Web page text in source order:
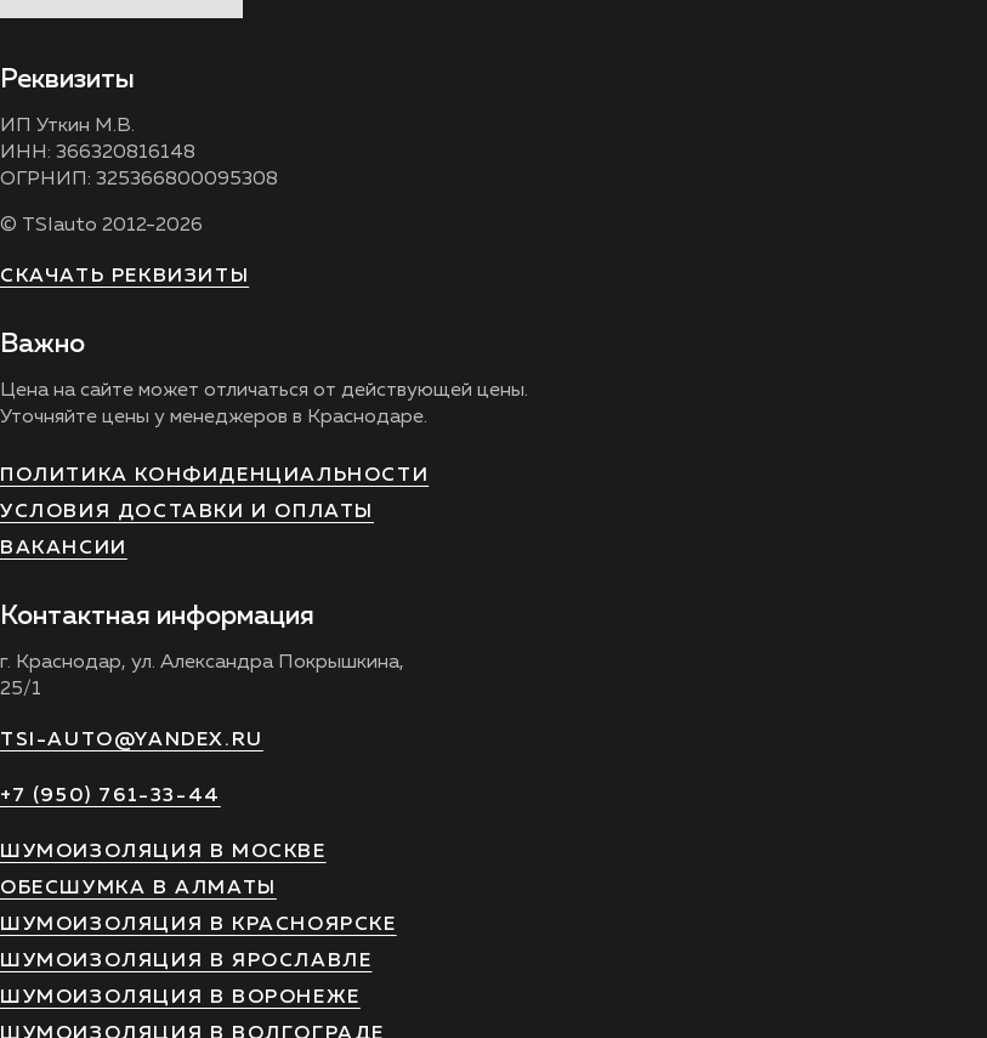
Реквизиты
ИП Уткин М.В.
ИНН: 366320816148
ОГРНИП: 325366800095308
© TSIauto 2012-2026
СКАЧАТЬ РЕКВИЗИТЫ
Важно
Цена на сайте может отличаться от действующей цены.
Уточняйте цены у менеджеров в Краснодаре.
ПОЛИТИКА КОНФИДЕНЦИАЛЬНОСТИ
УСЛОВИЯ ДОСТАВКИ И ОПЛАТЫ
ВАКАНСИИ
Контактная информация
г. Краснодар, ул. Александра Покрышкина,
25/1
TSI-AUTO@YANDEX.RU
+7 (950) 761-33-44
ШУМОИЗОЛЯЦИЯ В МОСКВЕ
ОБЕСШУМКА В АЛМАТЫ
ШУМОИЗОЛЯЦИЯ В КРАСНОЯРСКЕ
ШУМОИЗОЛЯЦИЯ В ЯРОСЛАВЛЕ
ШУМОИЗОЛЯЦИЯ В ВОРОНЕЖЕ